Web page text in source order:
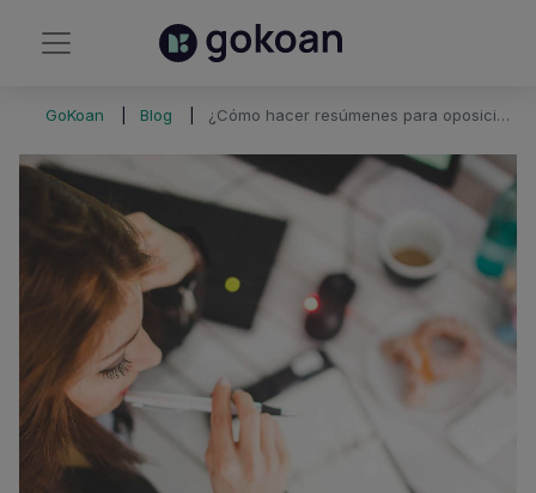
GoKoan Blog ¿Cómo hacer resúmenes para oposiciones?